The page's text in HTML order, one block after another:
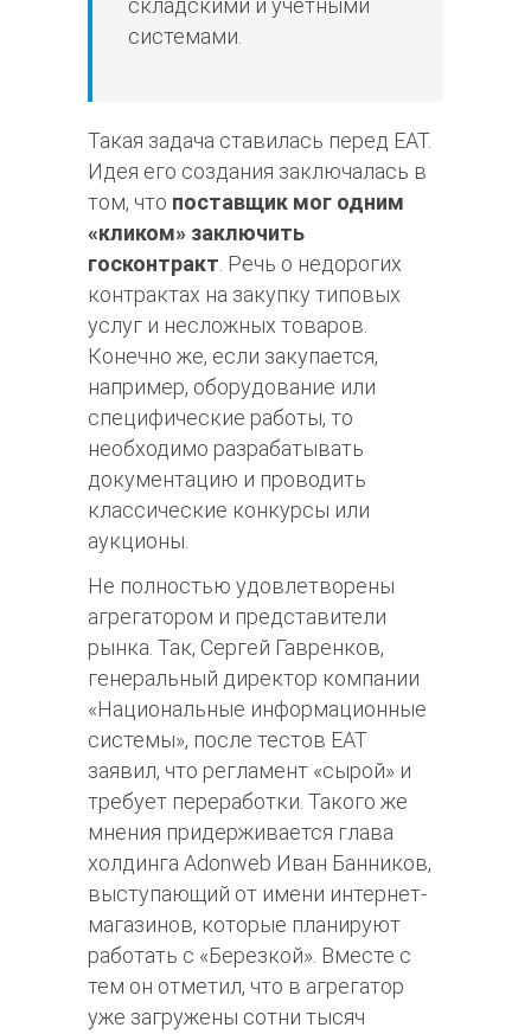
складскими и учетными
системами.
Такая задача ставилась перед ЕАТ.
Идея его создания заключалась в
том, что поставщик мог одним
«кликом» заключить
госконтракт. Речь о недорогих
контрактах на закупку типовых
услуг и несложных товаров.
Конечно же, если закупается,
например, оборудование или
специфические работы, то
необходимо разрабатывать
документацию и проводить
классические конкурсы или
аукционы.
Не полностью удовлетворены
агрегатором и представители
рынка. Так, Сергей Гавренков,
генеральный директор компании
«Национальные информационные
системы», после тестов ЕАТ
заявил, что регламент «сырой» и
требует переработки. Такого же
мнения придерживается глава
холдинга Adonweb Иван Банников,
выступающий от имени интернет-
магазинов, которые планируют
работать с «Березкой». Вместе с
тем он отметил, что в агрегатор
уже загружены сотни тысяч